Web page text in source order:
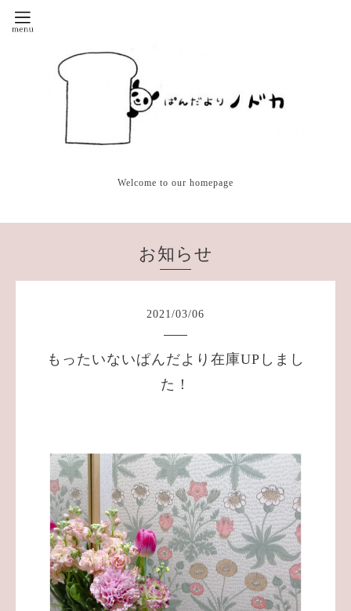
Welcome to our homepage
お知らせ
2021/03/06
もったいないぱんだより在庫UPしまし
た！